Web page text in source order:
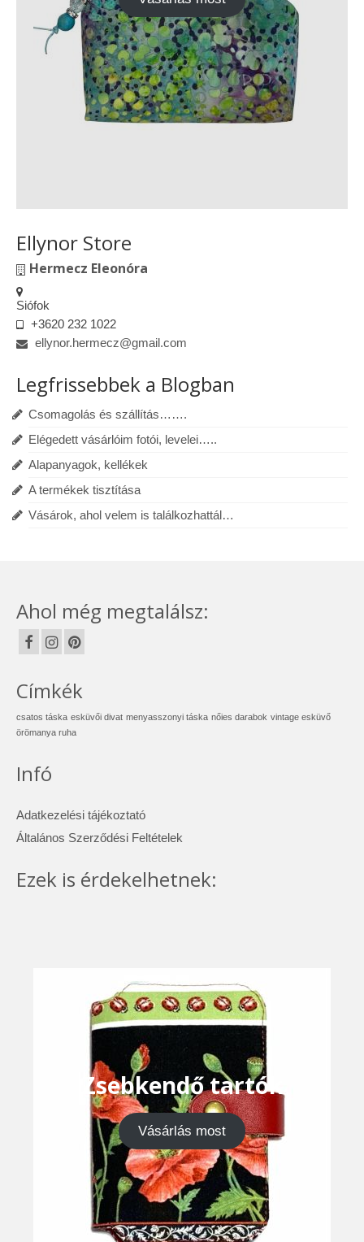
Ellynor Store
Hermecz Eleonóra
Siófok
+3620 232 1022
ellynor.hermecz@gmail.com
Legfrissebbek a Blogban
Csomagolás és szállítás…….
Elégedett vásárlóim fotói, levelei…..
Alapanyagok, kellékek
A termékek tisztítása
Vásárok, ahol velem is találkozhattál…
Ahol még megtalálsz:
Címkék
csatos táska esküvői divat menyasszonyi táska nőies darabok vintage esküvő
örömanya ruha
Infó
Adatkezelési tájékoztató
Általános Szerződési Feltételek
Ezek is érdekelhetnek:
Zsebkendő tartók
Vásárlás most